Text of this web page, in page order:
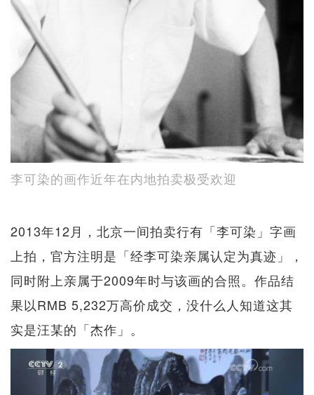
李可染的画作近年在内地拍卖极受欢迎
2013年12月，北京一间拍卖行有「李可染」字画
上拍，官方注明是「经李可染亲属认定为真迹」，
同时附上亲属于2009年时与该画的合照。作品结
果以RMB 5,232万高价成交，没什么人知道这其
实是汪某的「杰作」。